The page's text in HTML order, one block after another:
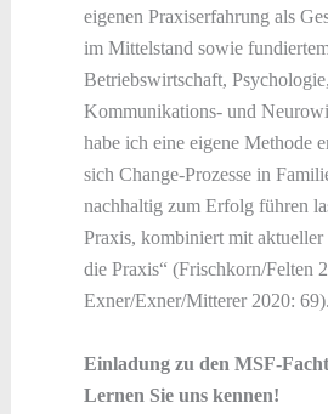
eigenen Praxiserfahrung als
im Mittelstand sowie
Betriebswirtschaft, Psychologie,
Kommunikations- und
habe ich eine eigene Methode
sich Change-Prozesse in
nachhaltig zum Erfolg führen
Praxis, kombiniert mit
die Praxis“ (Frischkorn/Felten
Exner/Exner/Mitterer 2020: 69).
Einladung zu den MSF-
Lernen Sie uns kennen!